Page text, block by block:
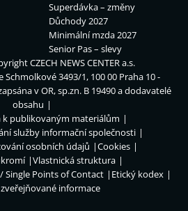
Superdávka – změny
Důchody 2027
Minimální mzda 2027
Senior Pas – slevy
CZECH NEWS CENTER a.s.
3493/1, 100 00 Praha 10 -
v OR, sp.zn. B 19490 a dodavatelé
obsahu
k publikovaným materiálům
služby informační společnosti
osobních údajů
Cookies
Vlastnická struktura
Single Points of Contact
Etický kodex
informace